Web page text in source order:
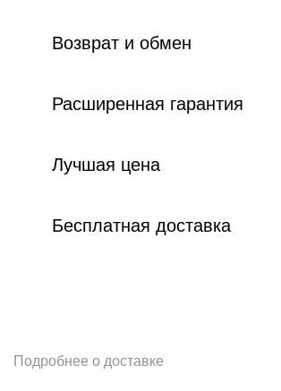
Возврат и обмен
Расширенная гарантия
Лучшая цена
Бесплатная доставка
Подробнее о доставке